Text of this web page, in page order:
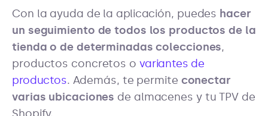
Con la ayuda de la aplicación, puedes hacer
un seguimiento de todos los productos de la
tienda o de determinadas colecciones,
productos concretos o variantes de
productos. Además, te permite conectar
varias ubicaciones de almacenes y tu TPV de